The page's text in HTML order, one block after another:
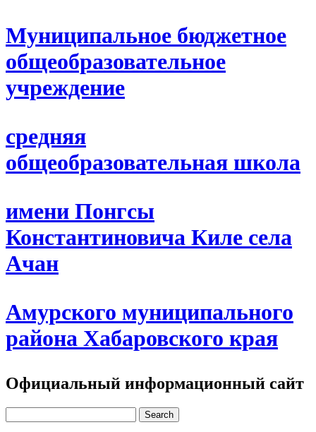
Муниципальное бюджетное
общеобразовательное
учреждение
средняя
общеобразовательная школа
имени Понгсы
Константиновича Киле села
Ачан
Амурского муниципального
района Хабаровского края
Официальный информационный сайт